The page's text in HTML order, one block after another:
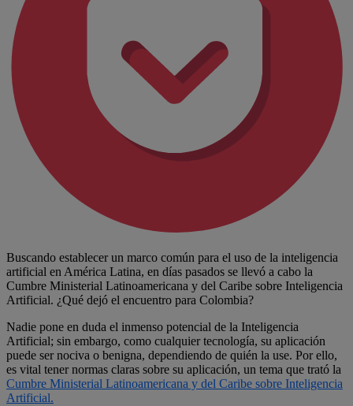
Buscando establecer un marco común para el uso de la inteligencia
artificial en América Latina, en días pasados se llevó a cabo la
Cumbre Ministerial Latinoamericana y del Caribe sobre Inteligencia
Artificial. ¿Qué dejó el encuentro para Colombia?
Nadie pone en duda el inmenso potencial de la Inteligencia
Artificial; sin embargo, como cualquier tecnología, su aplicación
puede ser nociva o benigna, dependiendo de quién la use. Por ello,
es vital tener normas claras sobre su aplicación, un tema que trató la
Cumbre Ministerial Latinoamericana y del Caribe sobre Inteligencia
Artificial.